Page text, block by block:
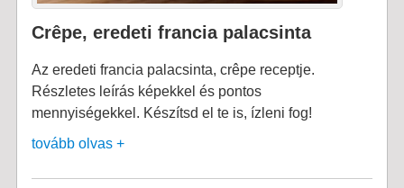
Crêpe, eredeti francia palacsinta
Az eredeti francia palacsinta, crêpe receptje.
Részletes leírás képekkel és pontos
mennyiségekkel. Készítsd el te is, ízleni fog!
tovább olvas +